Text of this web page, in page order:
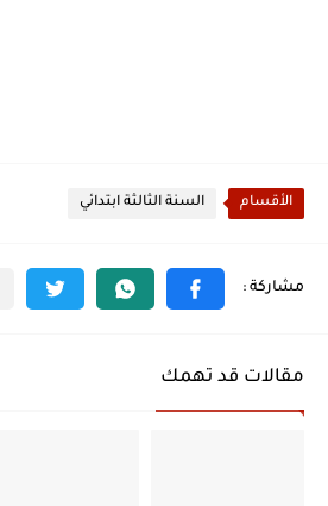
الأقسام السنة الثالثة ابتدائي
مقالات قد تهمك